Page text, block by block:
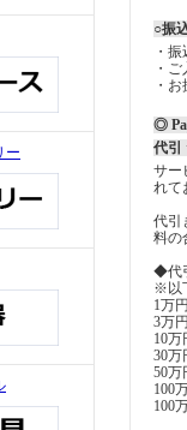
ー
○振
・
・
・
◎
代
サー
れて
代引
料の
◆代
※以
1万
3万
10万
30万
50万
100
100